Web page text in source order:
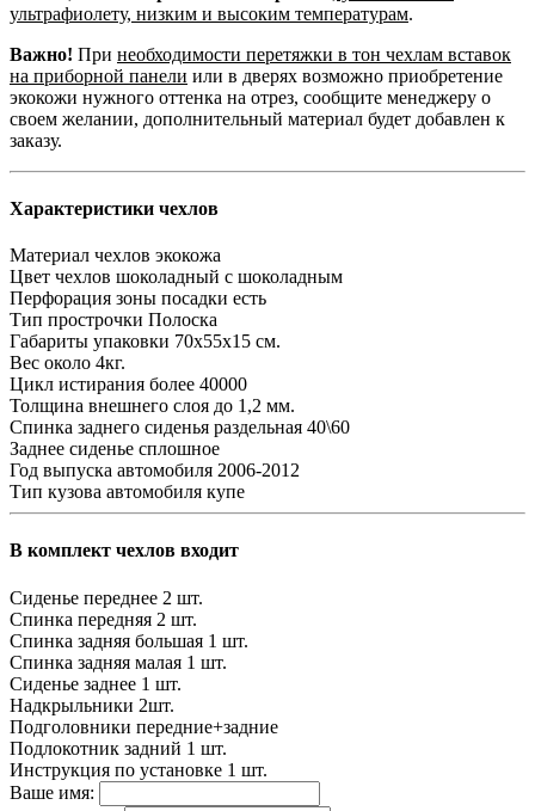
ультрафиолету, низким и высоким температурам.
Важно! При необходимости перетяжки в тон чехлам вставок
на приборной панели или в дверях возможно приобретение
экокожи нужного оттенка на отрез, сообщите менеджеру о
своем желании, дополнительный материал будет добавлен к
заказу.
Характеристики чехлов
Материал чехлов экокожа
Цвет чехлов шоколадный с шоколадным
Перфорация зоны посадки есть
Тип прострочки Полоска
Габариты упаковки 70х55х15 см.
Вес около 4кг.
Цикл истирания более 40000
Толщина внешнего слоя до 1,2 мм.
Спинка заднего сиденья раздельная 40\60
Заднее сиденье сплошное
Год выпуска автомобиля 2006-2012
Тип кузова автомобиля купе
В комплект чехлов входит
Сиденье переднее 2 шт.
Спинка передняя 2 шт.
Спинка задняя большая 1 шт.
Спинка задняя малая 1 шт.
Сиденье заднее 1 шт.
Надкрыльники 2шт.
Подголовники передние+задние
Подлокотник задний 1 шт.
Инструкция по установке 1 шт.
Ваше имя: